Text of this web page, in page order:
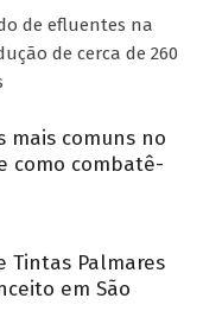
de efluentes na
de cerca de 260
mais comuns no
como combatê-
Tintas Palmares
em São